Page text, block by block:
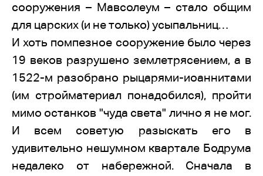
сооружения – Мавсолеум – стало общим
для царских (и не только) усыпальниц…
И хоть помпезное сооружение было через
19 веков разрушено землетрясением, а в
1522-м разобрано рыцарями-иоаннитами
(им стройматериал понадобился), пройти
мимо останков "чуда света" лично я не мог.
И всем советую разыскать его в
удивительно нешумном квартале Бодрума
недалеко от набережной. Сначала в